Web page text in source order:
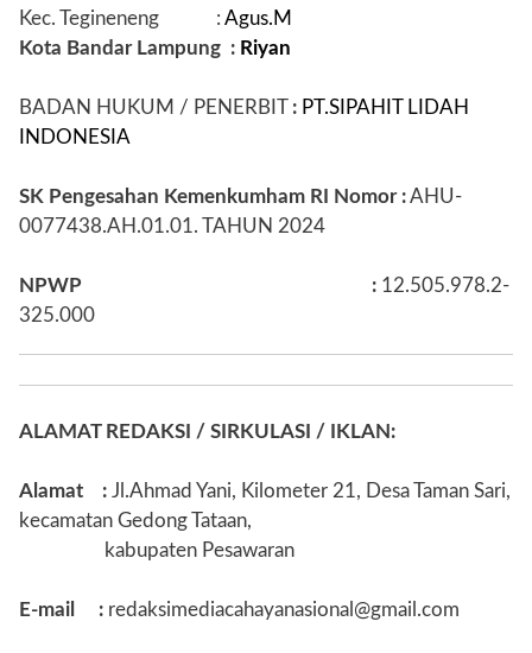
Kec. Tegineneng
: Agus.M
Kota Bandar Lampung : Riyan
BADAN HUKUM / PENERBIT : PT.SIPAHIT LIDAH
INDONESIA
SK Pengesahan Kemenkumham RI Nomor :AHU-
0077438.AH.01.01. TAHUN 2024
NPWP : 12.505.978.2-
325.000
ALAMAT REDAKSI / SIRKULASI / IKLAN:
Alamat : Jl.Ahmad Yani, Kilometer 21, Desa Taman Sari,
kecamatan Gedong Tataan,
kabupaten Pesawaran
E-mail : redaksimediacahayanasional@gmail.com